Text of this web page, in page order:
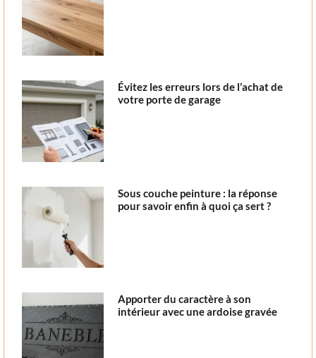
Évitez les erreurs lors de l’achat de
votre porte de garage
Sous couche peinture : la réponse
pour savoir enfin à quoi ça sert ?
Apporter du caractère à son
intérieur avec une ardoise gravée